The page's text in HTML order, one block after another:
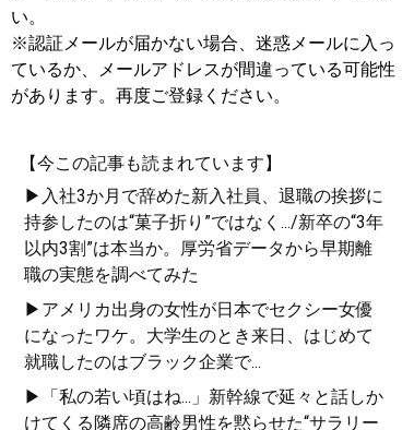
い。
※認証メールが届かない場合、迷惑メールに入っ
ているか、メールアドレスが間違っている可能性
があります。再度ご登録ください。
【今この記事も読まれています】
▶入社3か月で辞めた新入社員、退職の挨拶に
持参したのは“菓子折り”ではなく.../新卒の“3年
以内3割”は本当か。厚労省データから早期離
職の実態を調べてみた
▶アメリカ出身の女性が日本でセクシー女優
になったワケ。大学生のとき来日、はじめて
就職したのはブラック企業で...
▶「私の若い頃はね...」新幹線で延々と話しか
けてくる隣席の高齢男性を黙らせた“サラリー